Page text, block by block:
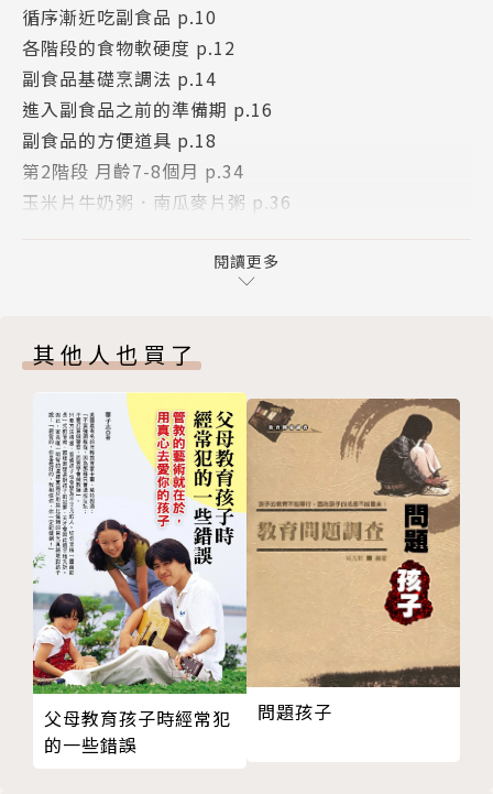
精彩內容包括：四階段副食品進程，副食品基礎烹調
法，檢視88種常見副食品食材，副食品的方便道具，
配合時間、地點和場合的副食品，寶寶身體不適時的副
食品，以及副食品POINT等等；寶寶副食品食譜則分
為四個階段，每一階段均有20～30道最實用的副食品
食譜，並且清楚講解餵食重點，以及可能遇到的各種問
題。只要一書在手，就能搞定所有關於寶寶副食品的大
循序漸近吃副食品 p.10
各階段的食物軟硬度 p.12
副食品基礎烹調法 p.14
進入副食品之前的準備期 p.16
副食品的方便道具 p.18
第2階段 月齡7-8個月 p.34
玉米片牛奶粥．南瓜麥片粥 p.36
義大利麵濃湯．蔬菜雞肉麵 p.38
番茄拌鱈魚．鮪魚馬鈴薯泥 p.39
雞肉馬鈴薯丸．雞肉青江菜 p.41
豆腐炒蛋．蛋炒魚勿仔魚四季豆 p.42
烤南瓜球．綠豌豆煮魚勿仔魚 p.43
茄汁茄子．馬鈴薯丸 p.44
魚肉燉蘿蔔泥．芡汁冬瓜 p.45
第二階段經驗分享：「讓寶寶不挑食」的好方法 p.46
外出時的寶寶副食品密技 p.86
寶寶身體不適時的副食品 p.90
檢視88種寶寶副食品食物 p.94
副食品TIPS p.99
閱讀更多
其他人也買了
父母教育孩子時經常犯
的一些錯誤
問題孩子